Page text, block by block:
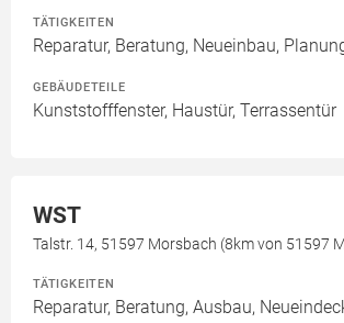
TÄTIGKEITEN
Reparatur, Beratung, Neueinbau,
GEBÄUDETEILE
Kunststofffenster, Haustür, Terrassentür
WST
Talstr. 14, 51597 Morsbach (8km von 51597
TÄTIGKEITEN
Reparatur, Beratung, Ausbau,